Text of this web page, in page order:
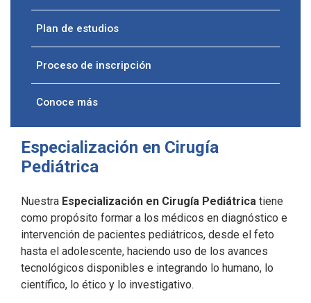
Plan de estudios
Proceso de inscripción
Conoce más
Especialización en Cirugía
Pediátrica
Nuestra Especialización en Cirugía Pediátrica tiene
como propósito formar a los médicos en diagnóstico e
intervención de pacientes pediátricos, desde el feto
hasta el adolescente, haciendo uso de los avances
tecnológicos disponibles e integrando lo humano, lo
científico, lo ético y lo investigativo.